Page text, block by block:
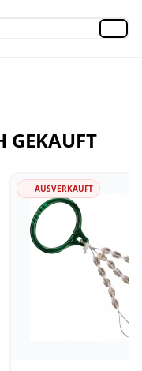
GEKAUFT
AUSVERKAUFT